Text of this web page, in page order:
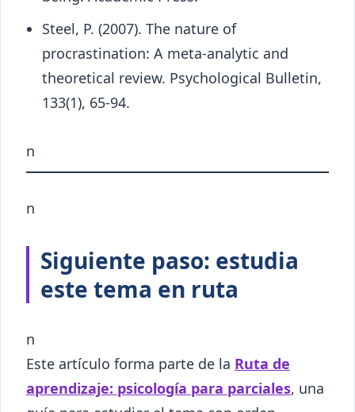
Steel, P. (2007). The nature of
procrastination: A meta-analytic and
theoretical review. Psychological Bulletin,
133(1), 65-94.
n
n
Siguiente paso: estudia
este tema en ruta
n
Este artículo forma parte de la Ruta de
aprendizaje: psicología para parciales, una